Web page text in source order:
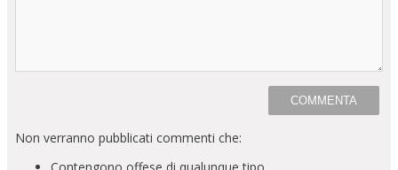
Non verranno pubblicati commenti che:
Contengono offese di qualunque tipo